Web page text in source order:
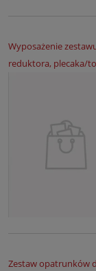
Wyposażenie
reduktora, plecaka/
Zestaw opatrunków